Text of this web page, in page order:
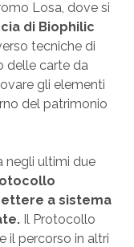
Losa, dove si
di Biophilic
tecniche di
delle carte da
gli elementi
del patrimonio
negli ultimi due
a sistema
Il Protocollo
il percorso in altri